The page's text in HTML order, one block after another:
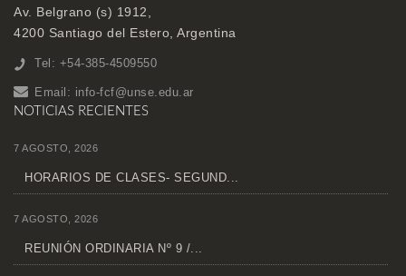
Av. Belgrano (s) 1912,
4200 Santiago del Estero, Argentina
Tel: +54-385-4509550
Email: info-fcf@unse.edu.ar
NOTICIAS RECIENTES
7 AGOSTO, 2026
HORARIOS DE CLASES- SEGUND...
7 AGOSTO, 2026
REUNIÓN ORDINARIA Nº 9 /...